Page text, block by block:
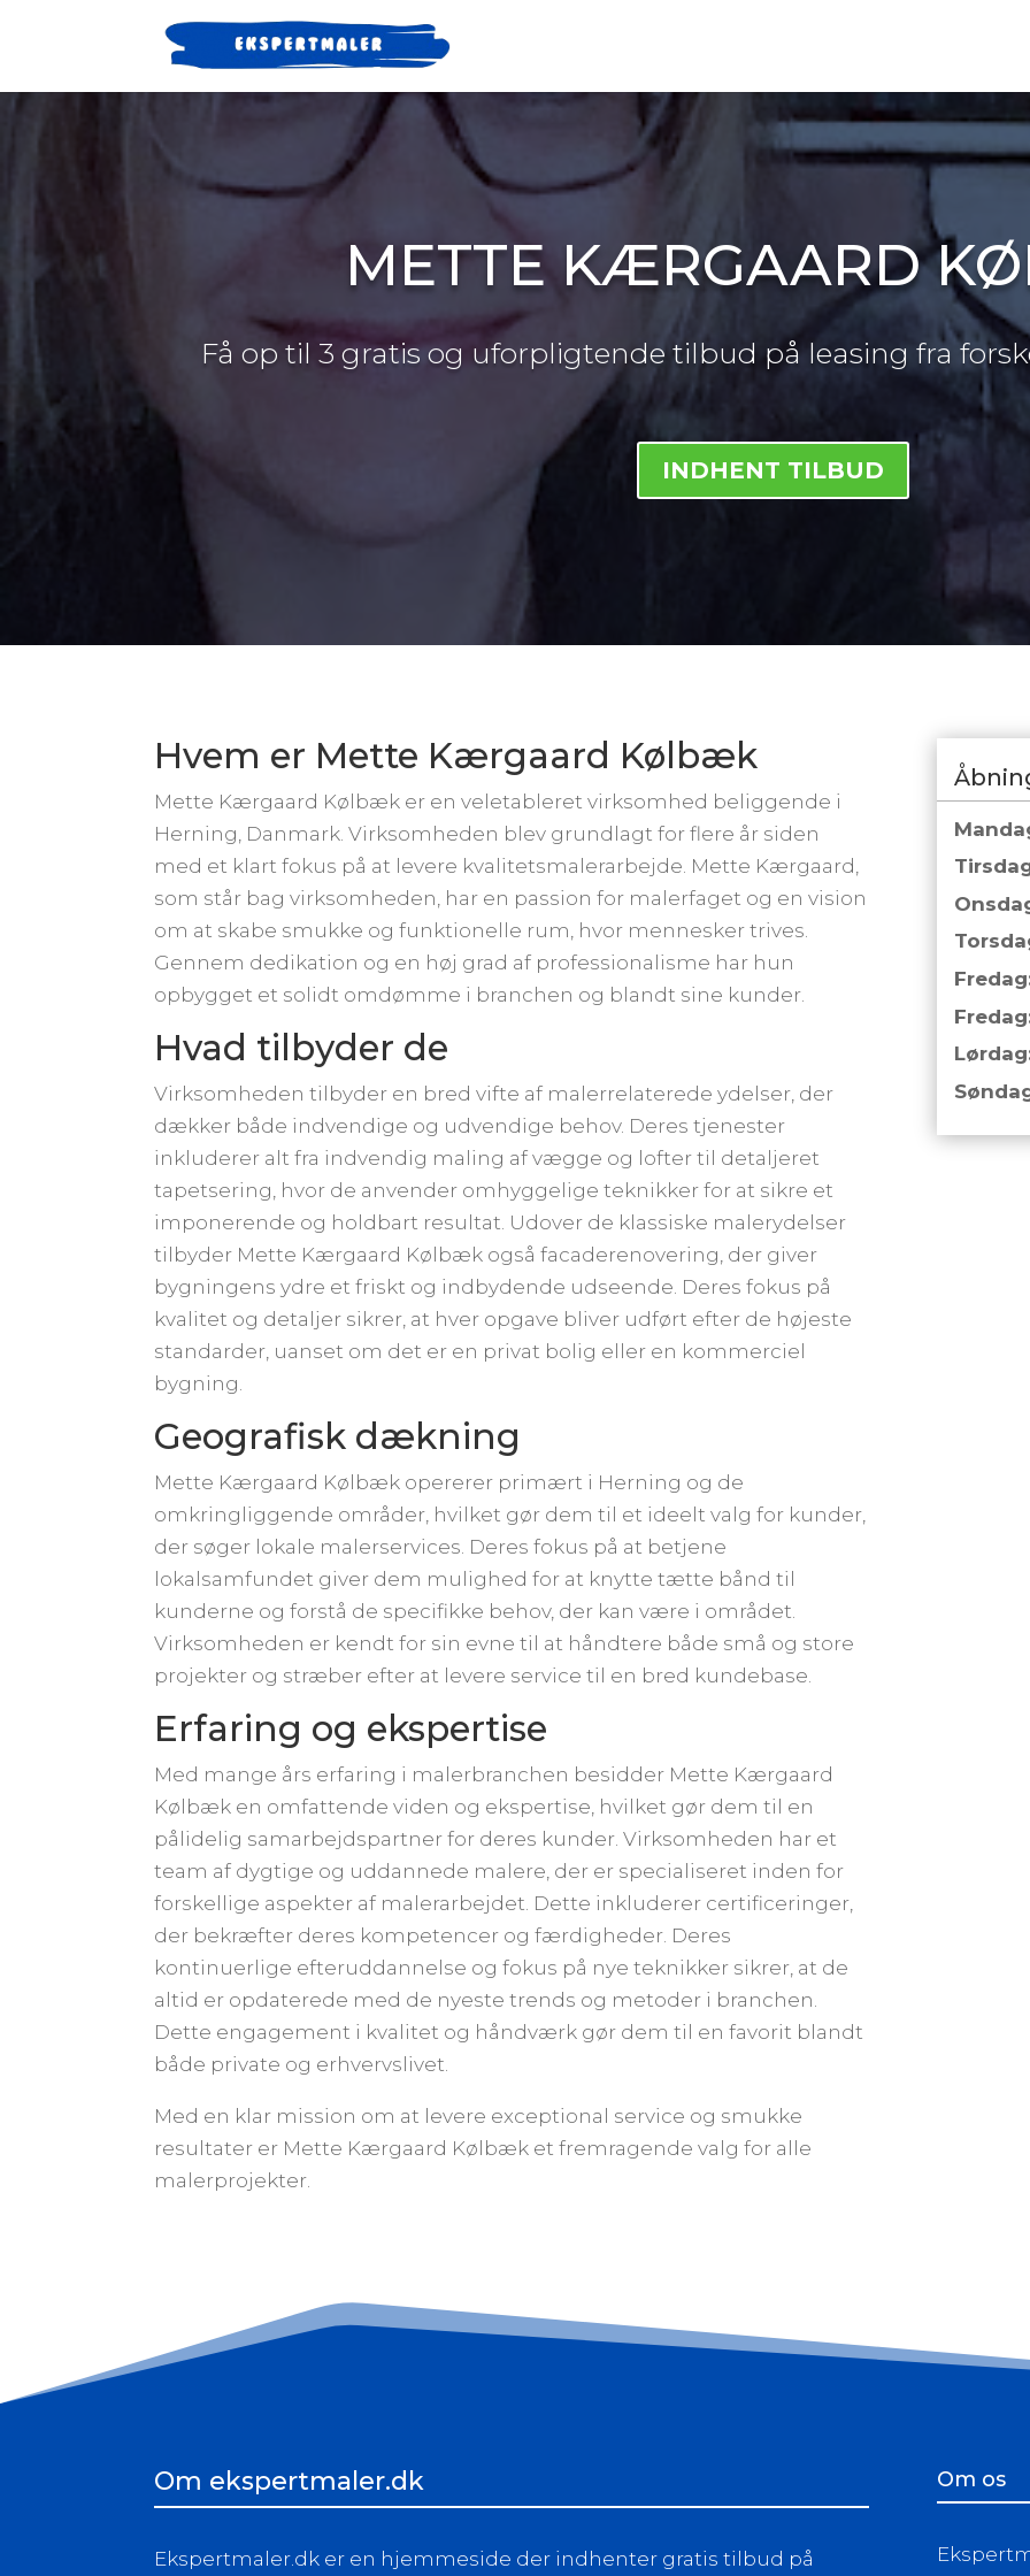
METTE KÆRGAARD
Få op til 3 gratis og uforpligtende tilbud på leasing fra
INDHENT TILBUD
Hvem er Mette Kærgaard Kølbæk
Mette Kærgaard Kølbæk er en veletableret virksomhed beliggende i
Herning, Danmark. Virksomheden blev grundlagt for flere år siden
med et klart fokus på at levere kvalitetsmalerarbejde. Mette Kærgaard,
som står bag virksomheden, har en passion for malerfaget og en vision
om at skabe smukke og funktionelle rum, hvor mennesker trives.
Gennem dedikation og en høj grad af professionalisme har hun
opbygget et solidt omdømme i branchen og blandt sine kunder.
Hvad tilbyder de
Virksomheden tilbyder en bred vifte af malerrelaterede ydelser, der
dækker både indvendige og udvendige behov. Deres tjenester
inkluderer alt fra indvendig maling af vægge og lofter til detaljeret
tapetsering, hvor de anvender omhyggelige teknikker for at sikre et
imponerende og holdbart resultat. Udover de klassiske malerydelser
tilbyder Mette Kærgaard Kølbæk også facaderenovering, der giver
bygningens ydre et friskt og indbydende udseende. Deres fokus på
kvalitet og detaljer sikrer, at hver opgave bliver udført efter de højeste
standarder, uanset om det er en privat bolig eller en kommerciel
bygning.
Geografisk dækning
Mette Kærgaard Kølbæk opererer primært i Herning og de
omkringliggende områder, hvilket gør dem til et ideelt valg for kunder,
der søger lokale malerservices. Deres fokus på at betjene
lokalsamfundet giver dem mulighed for at knytte tætte bånd til
kunderne og forstå de specifikke behov, der kan være i området.
Virksomheden er kendt for sin evne til at håndtere både små og store
projekter og stræber efter at levere service til en bred kundebase.
Erfaring og ekspertise
Med mange års erfaring i malerbranchen besidder Mette Kærgaard
Kølbæk en omfattende viden og ekspertise, hvilket gør dem til en
pålidelig samarbejdspartner for deres kunder. Virksomheden har et
team af dygtige og uddannede malere, der er specialiseret inden for
forskellige aspekter af malerarbejdet. Dette inkluderer certificeringer,
der bekræfter deres kompetencer og færdigheder. Deres
kontinuerlige efteruddannelse og fokus på nye teknikker sikrer, at de
altid er opdaterede med de nyeste trends og metoder i branchen.
Dette engagement i kvalitet og håndværk gør dem til en favorit blandt
både private og erhvervslivet.
Med en klar mission om at levere exceptional service og smukke
resultater er Mette Kærgaard Kølbæk et fremragende valg for alle
malerprojekter.
Om ekspertmaler.dk
Ekspertmaler.dk er en hjemmeside der indhenter gratis tilbud på
Om os